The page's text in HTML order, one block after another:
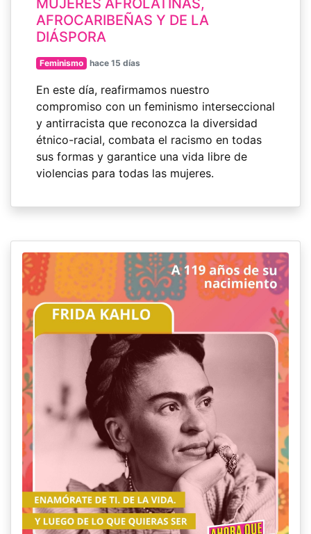
MUJERES AFROLATINAS,
AFROCARIBEÑAS Y DE LA
DIÁSPORA
Feminismo hace 15 días
En este día, reafirmamos nuestro
compromiso con un feminismo interseccional
y antirracista que reconozca la diversidad
étnico-racial, combata el racismo en todas
sus formas y garantice una vida libre de
violencias para todas las mujeres.